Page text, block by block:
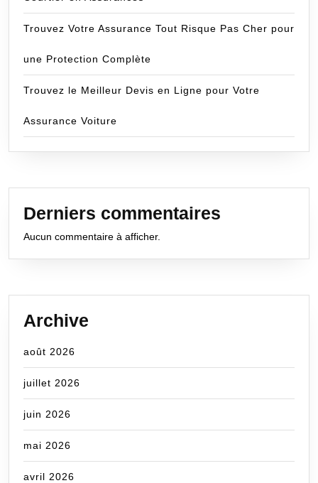
Trouvez Votre Assurance Tout Risque Pas Cher pour
une Protection Complète
Trouvez le Meilleur Devis en Ligne pour Votre
Assurance Voiture
Derniers commentaires
Aucun commentaire à afficher.
Archive
août 2026
juillet 2026
juin 2026
mai 2026
avril 2026